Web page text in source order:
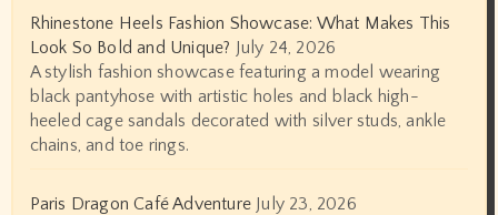
Rhinestone Heels Fashion Showcase: What Makes This
Look So Bold and Unique? July 24, 2026
A stylish fashion showcase featuring a model wearing
black pantyhose with artistic holes and black high-
heeled cage sandals decorated with silver studs, ankle
chains, and toe rings.
Paris Dragon Café Adventure July 23, 2026